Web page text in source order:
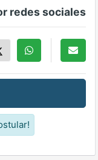
redes sociales